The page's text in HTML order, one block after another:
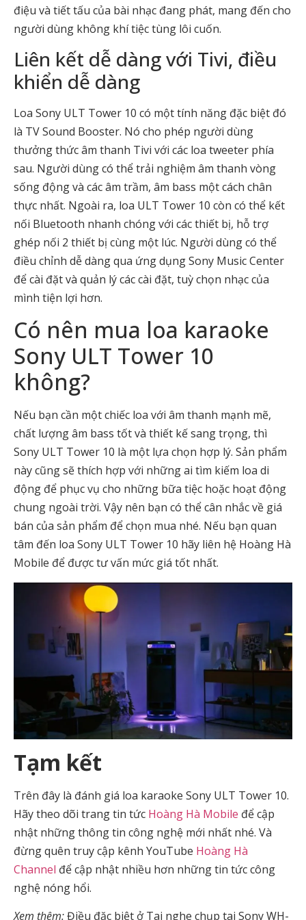
điệu và tiết tấu của bài nhạc đang phát, mang đến cho
người dùng không khí tiệc tùng lôi cuốn.
Liên kết dễ dàng với Tivi, điều
khiển dễ dàng
Loa Sony ULT Tower 10 có một tính năng đặc biệt đó
là TV Sound Booster. Nó cho phép người dùng
thưởng thức âm thanh Tivi với các loa tweeter phía
sau. Người dùng có thể trải nghiệm âm thanh vòng
sống động và các âm trầm, âm bass một cách chân
thực nhất. Ngoài ra, loa ULT Tower 10 còn có thể kết
nối Bluetooth nhanh chóng với các thiết bị, hỗ trợ
ghép nối 2 thiết bị cùng một lúc. Người dùng có thể
điều chỉnh dễ dàng qua ứng dụng Sony Music Center
để cài đặt và quản lý các cài đặt, tuỳ chọn nhạc của
mình tiện lợi hơn.
Có nên mua loa karaoke
Sony ULT Tower 10
không?
Nếu bạn cần một chiếc loa với âm thanh mạnh mẽ,
chất lượng âm bass tốt và thiết kế sang trọng, thì
Sony ULT Tower 10 là một lựa chọn hợp lý. Sản phẩm
này cũng sẽ thích hợp với những ai tìm kiếm loa di
động để phục vụ cho những bữa tiệc hoặc hoạt động
chung ngoài trời. Vậy nên bạn có thể cân nhắc về giá
bán của sản phẩm để chọn mua nhé. Nếu bạn quan
tâm đến loa Sony ULT Tower 10 hãy liên hệ Hoàng Hà
Mobile để được tư vấn mức giá tốt nhất.
Tạm kết
Trên đây là đánh giá loa karaoke Sony ULT Tower 10.
Hãy theo dõi trang tin tức Hoàng Hà Mobile để cập
nhật những thông tin công nghệ mới nhất nhé. Và
đừng quên truy cập kênh YouTube Hoàng Hà
Channel để cập nhật nhiều hơn những tin tức công
nghệ nóng hổi.
Xem thêm:Điều đặc biệt ở Tai nghe chụp tai Sony WH-